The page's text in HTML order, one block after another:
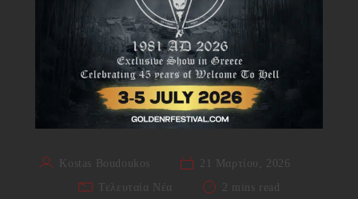
Kostas Boudoukos
21 Μαρτίου, 2026
Τελευταία Νέα
2 mins read